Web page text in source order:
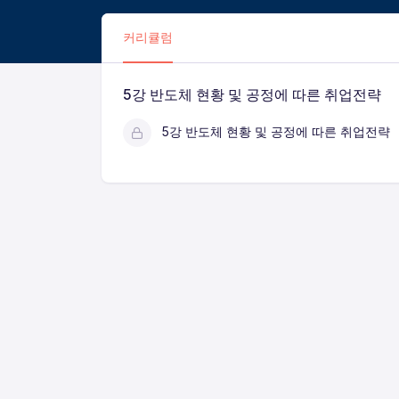
커리큘럼
5강 반도체 현황 및 공정에 따른 취업전략
5강 반도체 현황 및 공정에 따른 취업전략